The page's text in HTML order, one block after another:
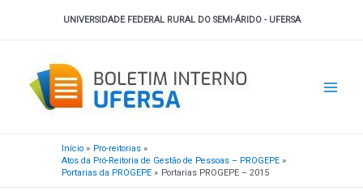
UNIVERSIDADE FEDERAL RURAL DO SEMI-ÁRIDO - UFERSA
Menu
Início
Pro-reitorias
Atos da Pró-Reitoria de Gestão de Pessoas – PROGEPE
Portarias da PROGEPE
Portarias PROGEPE – 2015